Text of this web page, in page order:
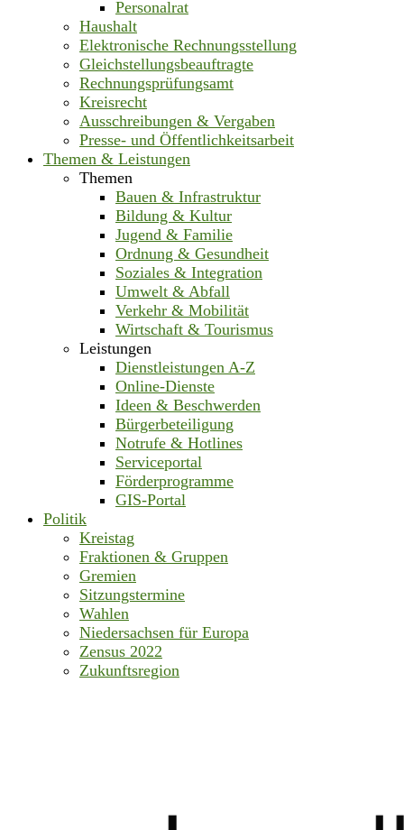
Personalrat
Haushalt
Elektronische Rechnungsstellung
Gleichstellungsbeauftragte
Rechnungsprüfungsamt
Kreisrecht
Ausschreibungen & Vergaben
Presse- und Öffentlichkeitsarbeit
Themen & Leistungen
Themen
Bauen & Infrastruktur
Bildung & Kultur
Jugend & Familie
Ordnung & Gesundheit
Soziales & Integration
Umwelt & Abfall
Verkehr & Mobilität
Wirtschaft & Tourismus
Leistungen
Dienstleistungen A-Z
Online-Dienste
Ideen & Beschwerden
Bürgerbeteiligung
Notrufe & Hotlines
Serviceportal
Förderprogramme
GIS-Portal
Politik
Kreistag
Fraktionen & Gruppen
Gremien
Sitzungstermine
Wahlen
Niedersachsen für Europa
Zensus 2022
Zukunftsregion